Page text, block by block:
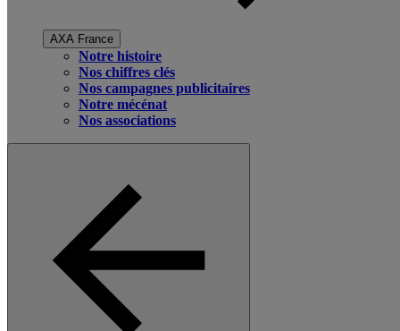
AXA France
Notre histoire
Nos chiffres clés
Nos campagnes publicitaires
Notre mécénat
Nos associations